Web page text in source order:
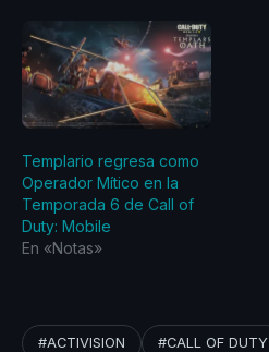
Templario regresa como
Operador Mítico en la
Temporada 6 de Call of
Duty: Mobile
En «Notas»
#ACTIVISION #CALL OF DUTY